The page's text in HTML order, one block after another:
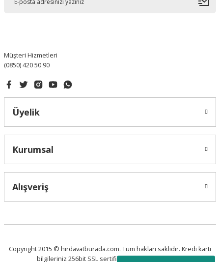
Müşteri Hizmetleri
(0850) 420 50 90
Üyelik
Kurumsal
Alışveriş
Copyright 2015 © hirdavatburada.com. Tüm hakları saklıdır. Kredi kartı
bilgileriniz 256bit SSL sertifikası ile korunmaktadır.